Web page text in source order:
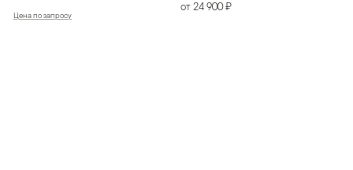
Цена по запросу
от 24 900 ₽